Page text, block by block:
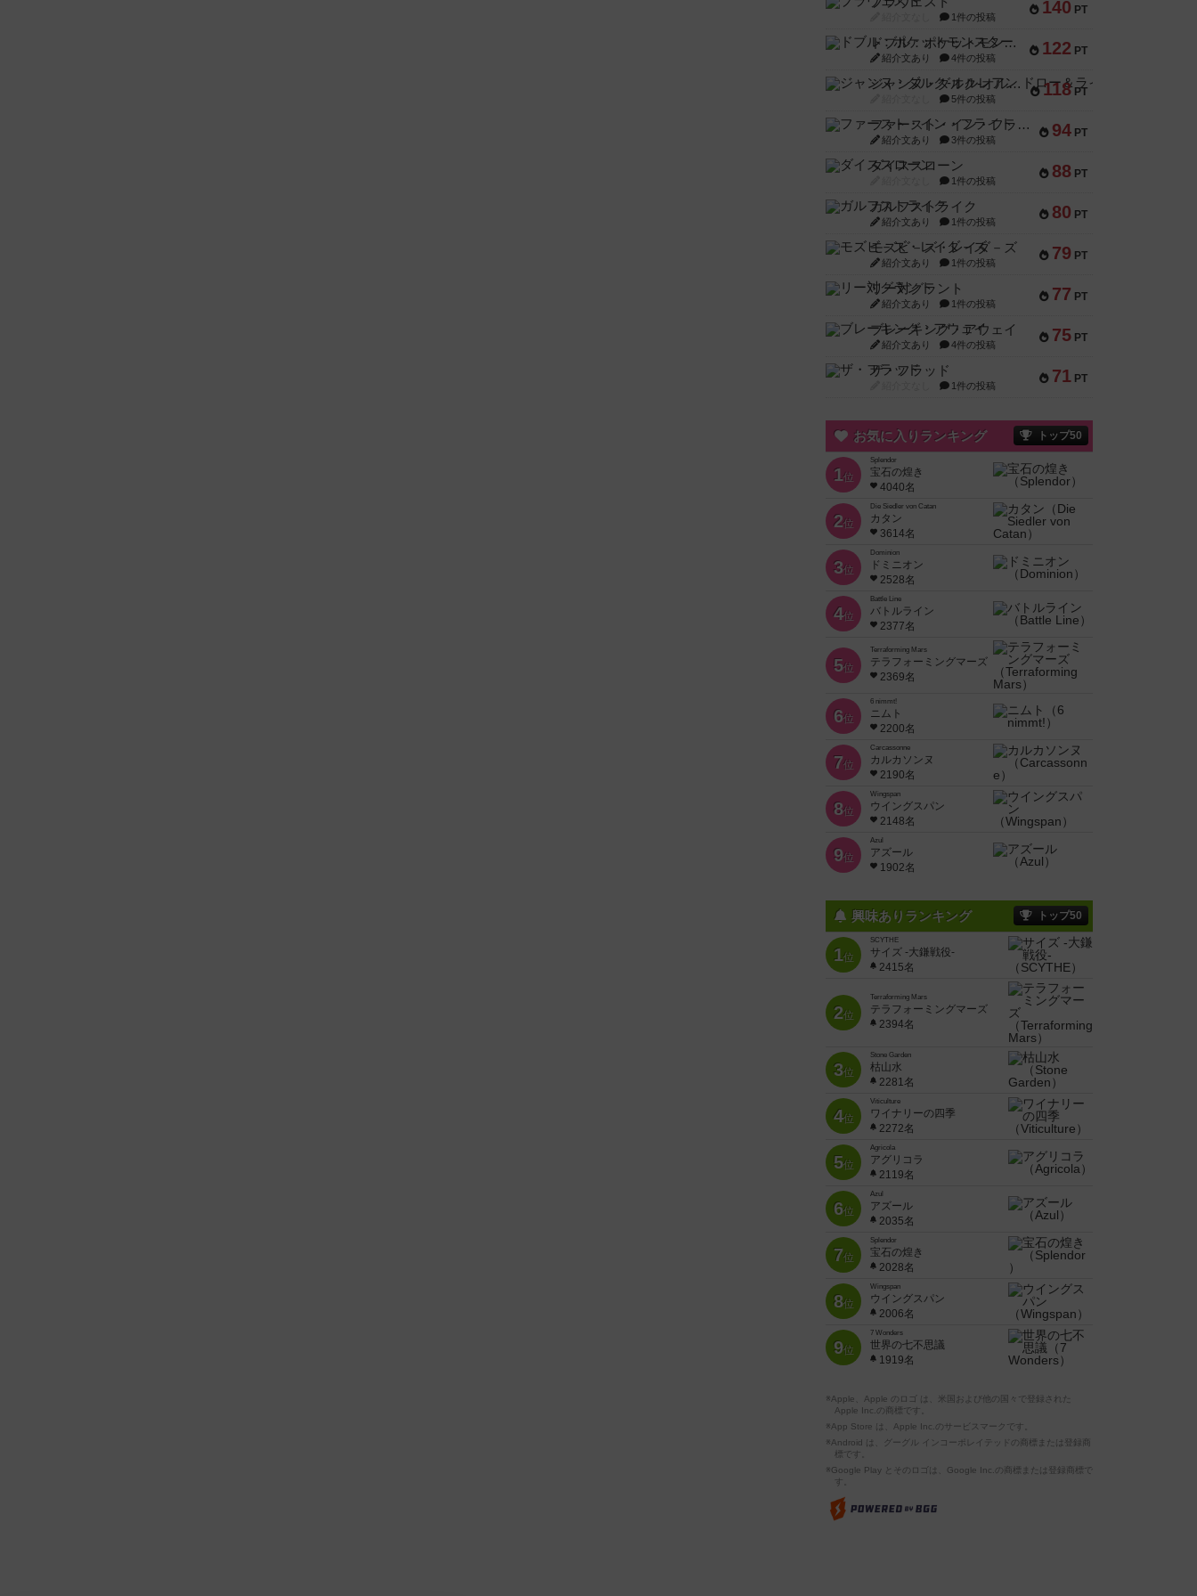
140 PT
1件の投稿
122 PT
ドブル：ポケットモンスター
紹介文あり 4件の投稿
118 PT
ジャンヌ・ダルク-オルレアン ドロー＆ライト
5件の投稿
94 PT
ファースト・イン・フライト
紹介文あり 3件の投稿
88 PT
ダイススローン
1件の投稿
80 PT
ガルフストライク
紹介文あり 1件の投稿
79 PT
モズビ－ズ・レイダ－ズ
紹介文あり 1件の投稿
77 PT
リー対グラント
紹介文あり 1件の投稿
75 PT
ブレーキング・アウェイ
紹介文あり 4件の投稿
71 PT
ザ・フラッド
1件の投稿
お気に入りランキング トップ50
1位
Splendor
宝石の煌き
4040名
2位
Die Siedler von Catan
カタン
3614名
3位
Dominion
ドミニオン
2528名
4位
Battle Line
バトルライン
2377名
5位
Terraforming Mars
テラフォーミングマーズ
2369名
6位
6 nimmt!
ニムト
2200名
7位
Carcassonne
カルカソンヌ
2190名
8位
Wingspan
ウイングスパン
2148名
9位
Azul
アズール
1902名
興味ありランキング トップ50
1位
SCYTHE
サイズ -大鎌戦役-
2415名
2位
Terraforming Mars
テラフォーミングマーズ
2394名
3位
Stone Garden
枯山水
2281名
4位
Viticulture
ワイナリーの四季
2272名
5位
Agricola
アグリコラ
2119名
6位
Azul
アズール
2035名
7位
Splendor
宝石の煌き
2028名
8位
Wingspan
ウイングスパン
2006名
9位
7 Wonders
世界の七不思議
1919名
※Apple、Apple のロゴ は、米国および他の国々で登録された
Apple Inc.の商標です。
※App Store は、Apple Inc.のサービスマークです。
※Android は、グーグル インコーポレイテッドの商標または登録商
標です。
※Google Play とそのロゴは、Google Inc.の商標または登録商標で
す。